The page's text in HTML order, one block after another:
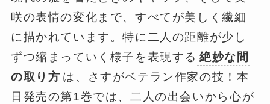
咲の表情の変化まで、すべてが美しく繊細
に描かれています。特に二人の距離が少し
ずつ縮まっていく様子を表現する 絶妙な間
の取り方 は、さすがベテラン作家の技！本
日発売の第1巻では、二人の出会いから心が